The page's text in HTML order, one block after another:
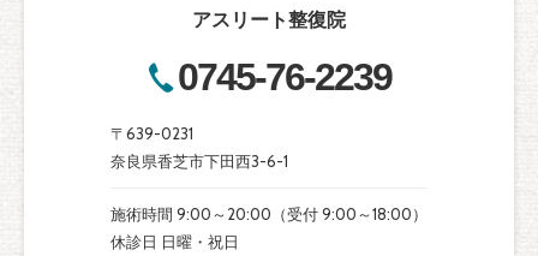
アスリート整復院
0745-76-2239
〒639-0231
奈良県香芝市下田西3-6-1
施術時間 9:00～20:00（受付 9:00～18:00）
休診日 日曜・祝日